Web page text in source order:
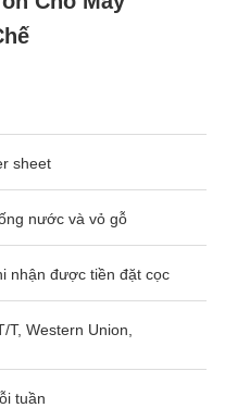
sheet
nước và vỏ gỗ
nhận được tiền đặt cọc
T, Western Union,
tuần